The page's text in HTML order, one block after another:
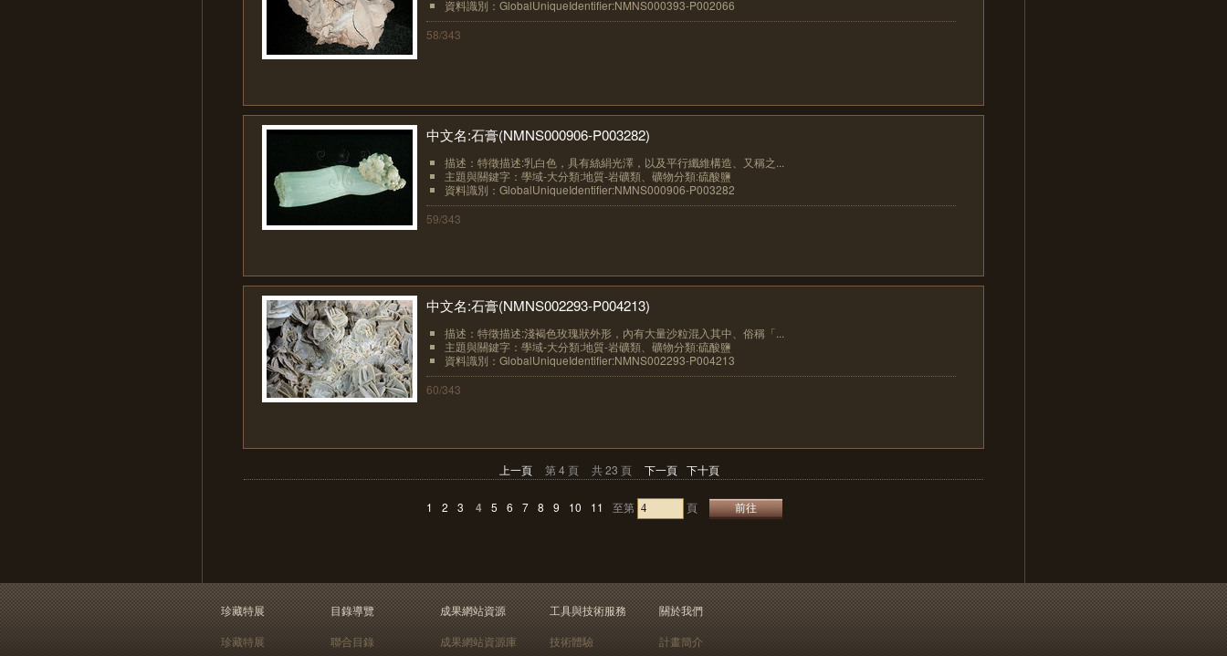
資料識別：GlobalUniqueIdentifier:NMNS000393-P002066
58/343
中文名:石膏(NMNS000906-P003282)
描述：特徵描述:乳白色，具有絲絹光澤，以及平行纖維構造、又稱之...
主題與關鍵字：學域-大分類:地質-岩礦類、礦物分類:硫酸鹽
資料識別：GlobalUniqueIdentifier:NMNS000906-P003282
59/343
中文名:石膏(NMNS002293-P004213)
描述：特徵描述:淺褐色玫瑰狀外形，內有大量沙粒混入其中、俗稱「...
主題與關鍵字：學域-大分類:地質-岩礦類、礦物分類:硫酸鹽
資料識別：GlobalUniqueIdentifier:NMNS002293-P004213
60/343
上一頁 第 4 頁 共 23 頁 下一頁 下十頁
1 2 3 4 5 6 7 8 9 10 11 至第 頁
珍藏特展
珍藏特展
目錄導覽
聯合目錄
成果網站資源
成果網站資源庫
工具與技術服務
技術體驗
關於我們
計畫簡介